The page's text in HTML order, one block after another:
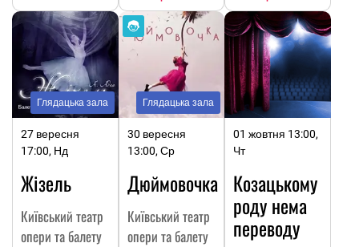
Глядацька зала
27 вересня
17:00, Нд
Жізель
Київський театр
опери та балету
Глядацька зала
30 вересня
13:00, Ср
Дюймовочка
Київський театр
опери та балету
01 жовтня 13:00,
Чт
Козацькому
роду нема
переводу